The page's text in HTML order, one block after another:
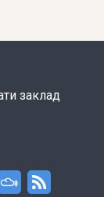
заклад